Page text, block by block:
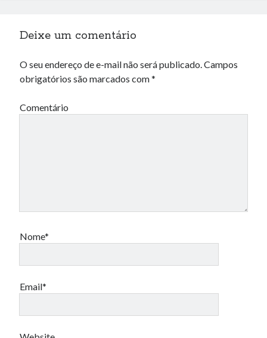
Deixe um comentário
O seu endereço de e-mail não será publicado. Campos
obrigatórios são marcados com*
Comentário
Nome*
Email*